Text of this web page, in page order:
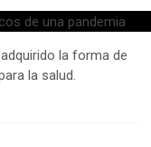
la forma de
la salud.